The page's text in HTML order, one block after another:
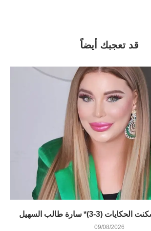
قد تعجبك أيضاً
(3-3)* سارة طالب السهيل
09/08/2026